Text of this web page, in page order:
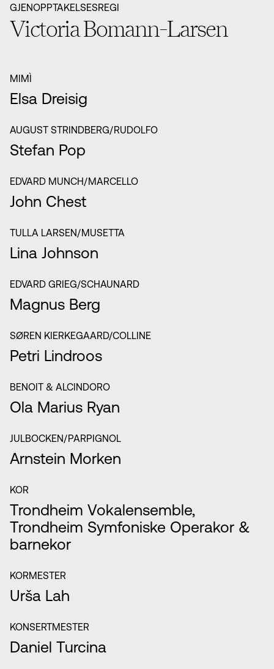
GJENOPPTAKELSESREGI
Victoria Bomann-Larsen
MIMÌ
Elsa Dreisig
AUGUST STRINDBERG/RUDOLFO
Stefan Pop
EDVARD MUNCH/MARCELLO
John Chest
TULLA LARSEN/MUSETTA
Lina Johnson
EDVARD GRIEG/SCHAUNARD
Magnus Berg
SØREN KIERKEGAARD/COLLINE
Petri Lindroos
BENOIT & ALCINDORO
Ola Marius Ryan
JULBOCKEN/PARPIGNOL
Arnstein Morken
KOR
Trondheim Vokalensemble,
Trondheim Symfoniske Operakor &
barnekor
KORMESTER
Urša Lah
KONSERTMESTER
Daniel Turcina